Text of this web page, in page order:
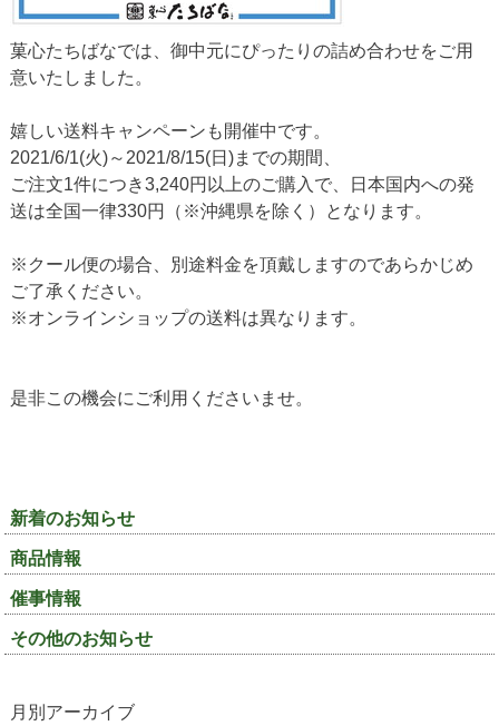
菓心たちばなでは、御中元にぴったりの詰め合わせをご用
意いたしました。
嬉しい送料キャンペーンも開催中です。
2021/6/1(火)～2021/8/15(日)までの期間、
ご注文1件につき3,240円以上のご購入で、日本国内への発
送は全国一律330円（※沖縄県を除く）となります。
※クール便の場合、別途料金を頂戴しますのであらかじめ
ご了承ください。
※オンラインショップの送料は異なります。
是非この機会にご利用くださいませ。
新着のお知らせ
商品情報
催事情報
その他のお知らせ
月別アーカイブ